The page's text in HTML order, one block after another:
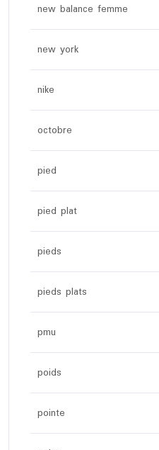
new balance femme
new york
nike
octobre
pied
pied plat
pieds
pieds plats
pmu
poids
pointe